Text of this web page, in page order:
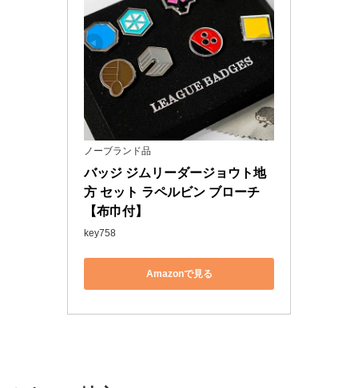
ノーブランド品
バッジ ジムリーダージョウト地
方 セット ラペルビン ブローチ
【布巾付】
key758
Amazonで見る